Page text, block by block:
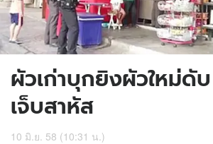
ผัวเก่าบุกยิงผัวใหม่ดั
เจ็บสาหัส
10 มิ.ย. 58 (10:31 น.)